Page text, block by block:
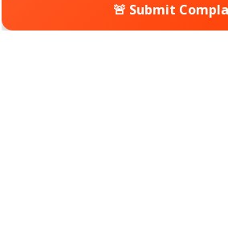
🚨 Submit